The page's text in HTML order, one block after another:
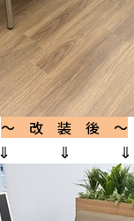
～ 改 装 後 ～
⇓ ⇓ ⇓